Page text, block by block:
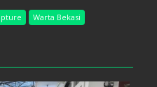
Warta Bekasi